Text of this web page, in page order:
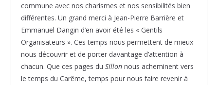
commune avec nos charismes et nos sensibilités bien
différentes. Un grand merci à Jean-Pierre Barrière et
Emmanuel Dangin d’en avoir été les « Gentils
Organisateurs ». Ces temps nous permettent de mieux
nous découvrir et de porter davantage d’attention à
chacun. Que ces pages du Sillonnous acheminent vers
le temps du Carême, temps pour nous faire revenir à